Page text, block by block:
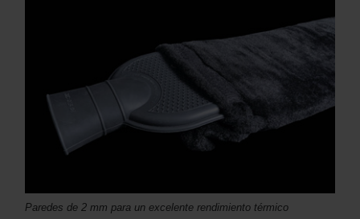
Paredes de 2 mm para un excelente rendimiento térmico